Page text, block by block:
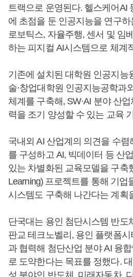
트랙으로 운영된다. 헬스케어AI
에 초점을 둔 인공지능을 연구
로보틱스, 자율주행, 센서 및 임
하는 피지컬 AI시스템으로 체계
기존에 설치된 대학원 인공지능
술·창업대학원 인공지능공학과
체계를 구축해, SW·AI 분야 산
력을 조기 양성할 수 있는 교육
국내외 AI 산업계의 의견을 수렴
를 구성하고 AI, 빅데이터 등 산
있는 차별화된 교육모델을 구축
Learning) 프로젝트를 통해 기업
시스템도 구축해 나간다는 계획
단국대는 용인 첨단시스템 반도
판교 테크노벨리, 용인 플랫폼
과 협력해 첨단산업 분야 AI 융
로 도약한다는 목표를 정했다.
성 분야인 반도체, 미래자동차,